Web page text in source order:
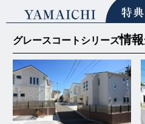
グレースコートシリーズ情